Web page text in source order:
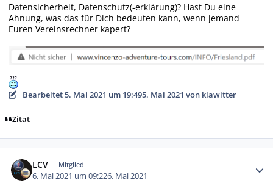
Datensicherheit, Datenschutz(-erklärung)? Hast Du eine
Ahnung, was das für Dich bedeuten kann, wenn jemand
Euren Vereinsrechner kapert?
Bearbeitet5. Mai 2021 um 19:495. Mai 2021 von klawitter
Zitat
LCV Mitglied
6. Mai 2021 um 09:226. Mai 2021